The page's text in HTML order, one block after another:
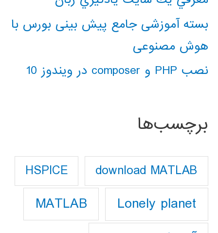
بسته آموزشی جامع پیش بینی بورس با
هوش مصنوعی
نصب PHP و composer در ویندوز 10
برچسب‌ها
download MATLAB
HSPICE
Lonely planet
MATLAB